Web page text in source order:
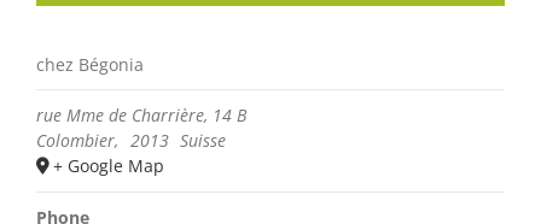
chez Bégonia
rue Mme de Charrière, 14 B
Colombier, 2013 Suisse
+ Google Map
Phone